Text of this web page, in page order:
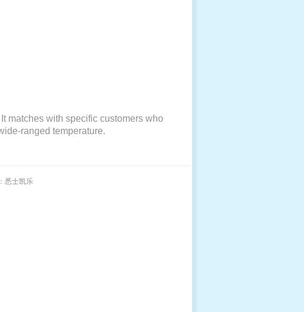
matches with specific customers who
ranged temperature.
悉士凯乐